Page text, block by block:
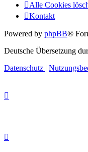
Alle Cookies
Kontakt
Powered by phpBB®
Deutsche Übersetzung
Datenschutz